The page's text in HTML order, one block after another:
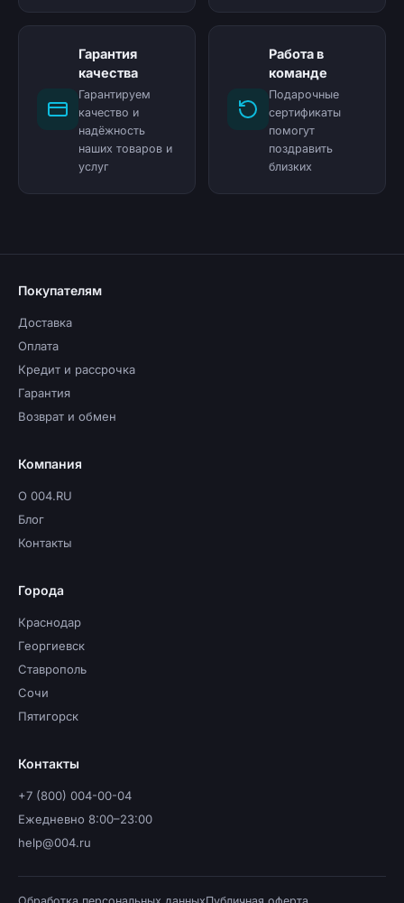
Гарантия
качества
Гарантируем
качество и
надёжность
наших товаров и
услуг
Работа в
команде
Подарочные
сертификаты
помогут
поздравить
близких
Покупателям
Доставка
Оплата
Кредит и рассрочка
Гарантия
Возврат и обмен
Компания
О 004.RU
Блог
Контакты
Города
Краснодар
Георгиевск
Ставрополь
Сочи
Пятигорск
Контакты
+7 (800) 004-00-04
Ежедневно 8:00–23:00
help@004.ru